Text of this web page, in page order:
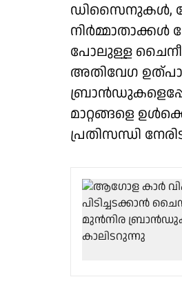
ഡിസൈനുകള്‍,
പോലുള്ള
അതിവേഗ
മാറ്റങ്ങളെ
പ്രതിസന്ധി